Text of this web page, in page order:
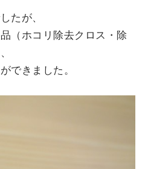
たが、
（ホコリ除去クロス・除
できました。